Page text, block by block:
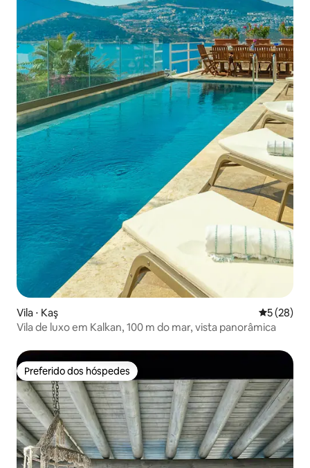
Vila ⋅ Kaş 5 de uma
5 (28)
Vila de luxo em Kalkan, 100 m do mar, vista panorâmica
Preferido dos hóspedes
Preferido dos hóspedes